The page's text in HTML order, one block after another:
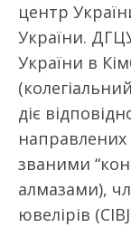
центр
України.
України в
діє
направлених
званими
алмазами),
ювелірів